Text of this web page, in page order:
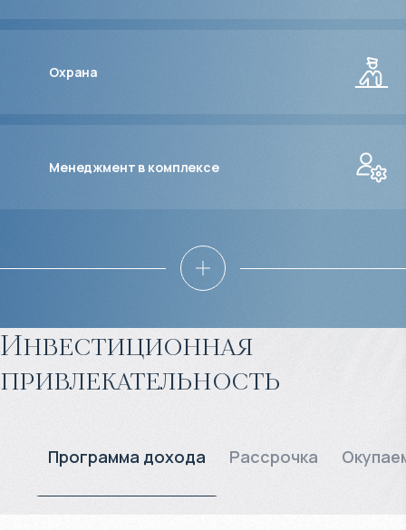
Охрана
Менеджмент в комплексе
Инвестиционная
привлекательность
Программа дохода Рассрочка